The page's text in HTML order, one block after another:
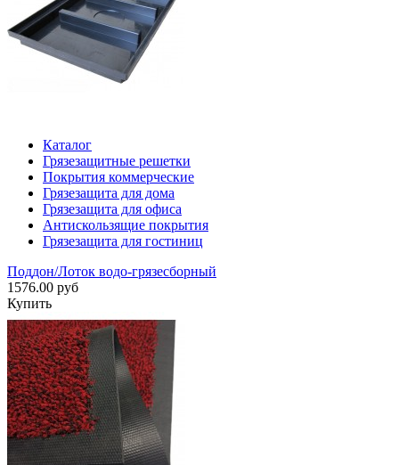
Каталог
Грязезащитные решетки
Покрытия коммерческие
Грязезащита для дома
Грязезащита для офиса
Антискользящие покрытия
Грязезащита для гостиниц
Поддон/Лоток водо-грязесборный
1576.00 руб
Купить